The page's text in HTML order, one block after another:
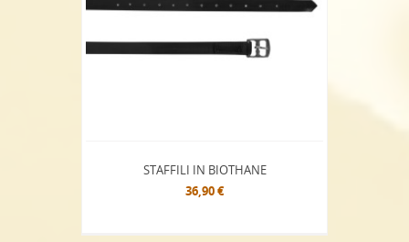
STAFFILI IN BIOTHANE
36,90 €